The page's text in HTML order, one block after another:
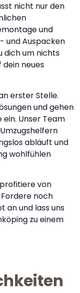
nicht nur den
und
und Auspacken
dich um nichts
neues
erster Stelle.
und gehen
ein. Unser Team
abläuft und
wohlfühlen
von
noch
an und lass uns
zu einem